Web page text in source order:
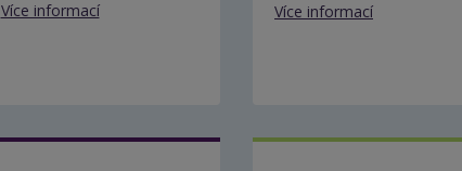
Více informací
Více informací